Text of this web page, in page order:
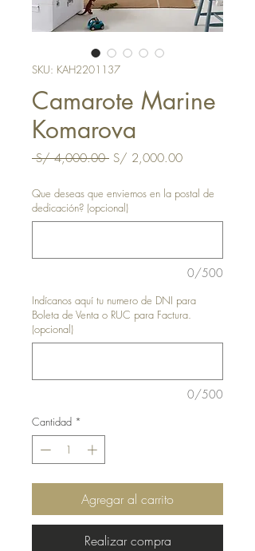
SKU: KAH2201137
Camarote Marine
Komarova
S/ 4,000.00 Precio
S/ 2,000.00Precio
oferta
Que deseas que enviemos en la postal de
dedicación? (opcional)
0/500
Indícanos aquí tu numero de DNI para
Boleta de Venta o RUC para Factura.
(opcional)
0/500
Cantidad *
Agregar al carrito
Realizar compra